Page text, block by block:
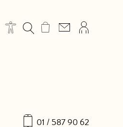
01 / 587 90 62